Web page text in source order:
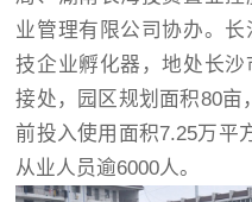
业管理有限公司协办。
技企业孵化器，地处长
接处，园区规划面积80亩
前投入使用面积7.25万平
从业人员逾6000人。